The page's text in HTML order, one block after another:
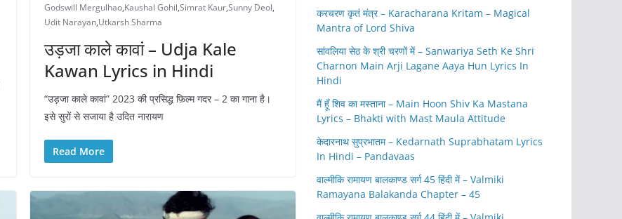
Godswill Mergulhao,Kaushal Gohil,Simrat Kaur,Sunny Deol,
Udit Narayan,Utkarsh Sharma
उड़जा काले कावां – Udja Kale
Kawan Lyrics in Hindi
“उड़जा काले कावां” 2023 की प्रसिद्ध फ़िल्म गदर – 2 का गाना है।
इसे सुरों से सजाया है उदित नारायण
Read More
करचरण कृतं मंत्र – Karacharana Kritam – Magical
Mantra of Lord Shiva
सांवलिया सेठ के श्री चरणों में – Sanwariya Seth Ke Shri
Charnon Main Arji Lagane Aaya Hun Lyrics In
Hindi
मैं हूँ शिव का मस्ताना – Main Hoon Shiv Ka Mastana
Lyrics – Bhakti with Mast Maula Attitude
केदारनाथ सुप्रभातम – Kedarnath Suprabhatam Lyrics
In Hindi – Pandavaas
वाल्मीकि रामायण बालकाण्ड सर्ग 45 हिंदी में – Valmiki
Ramayana Balakanda Chapter – 45